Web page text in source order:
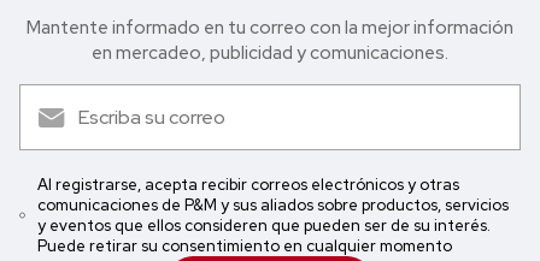
Mantente informado en tu correo con la mejor in formación
en mercadeo, publicidad y comunicaciones.
Al registrarse, acepta recibir correos electrónicos y otras
comunicaciones de P&M y sus aliados sobre productos, servicios
y eventos que ellos consideren que pueden ser de su interés.
Puede retirar su consentimiento en cualquier momento